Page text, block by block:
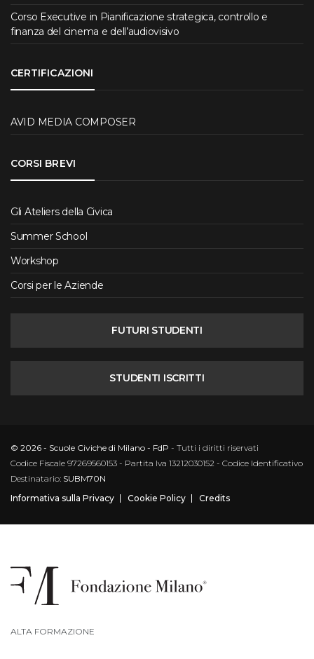
Corso Executive in Pianificazione strategica, controllo e
finanza del cinema e dell’audiovisivo
CERTIFICAZIONI
AVID MEDIA COMPOSER
CORSI BREVI
Gli Ateliers della Civica
Summer School
Workshop
Corsi per le Aziende
FUTURI STUDENTI
STUDENTI ISCRITTI
© 2026 - Scuole Civiche di Milano - FdP - Tutti i diritti riservati
Codice Fiscale 97269560153 - Partita Iva 13212030152 - Codice Identificativo
Destinatario: SUBM70N
Informativa sulla Privacy
Cookie Policy Credits
ALTA FORMAZIONE